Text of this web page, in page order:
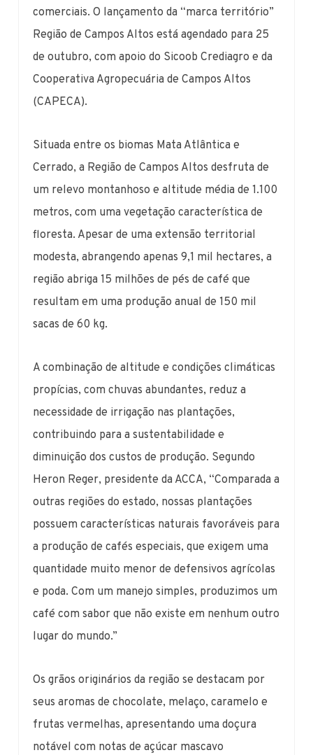
comerciais. O lançamento da “marca território”
Região de Campos Altos está agendado para 25
de outubro, com apoio do Sicoob Crediagro e da
Cooperativa Agropecuária de Campos Altos
(CAPECA).
Situada entre os biomas Mata Atlântica e
Cerrado, a Região de Campos Altos desfruta de
um relevo montanhoso e altitude média de 1.100
metros, com uma vegetação característica de
floresta. Apesar de uma extensão territorial
modesta, abrangendo apenas 9,1 mil hectares, a
região abriga 15 milhões de pés de café que
resultam em uma produção anual de 150 mil
sacas de 60 kg.
A combinação de altitude e condições climáticas
propícias, com chuvas abundantes, reduz a
necessidade de irrigação nas plantações,
contribuindo para a sustentabilidade e
diminuição dos custos de produção. Segundo
Heron Reger, presidente da ACCA, “Comparada a
outras regiões do estado, nossas plantações
possuem características naturais favoráveis para
a produção de cafés especiais, que exigem uma
quantidade muito menor de defensivos agrícolas
e poda. Com um manejo simples, produzimos um
café com sabor que não existe em nenhum outro
lugar do mundo.”
Os grãos originários da região se destacam por
seus aromas de chocolate, melaço, caramelo e
frutas vermelhas, apresentando uma doçura
notável com notas de açúcar mascavo